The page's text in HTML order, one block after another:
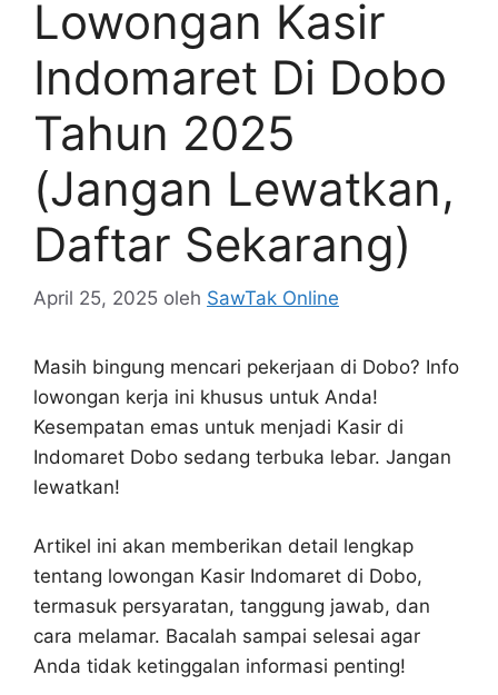
Lowongan Kasir
Indomaret Di Dobo
Tahun 2025
(Jangan Lewatkan,
Daftar Sekarang)
April 25, 2025 oleh SawTak Online
Masih bingung mencari pekerjaan di Dobo? Info
lowongan kerja ini khusus untuk Anda!
Kesempatan emas untuk menjadi Kasir di
Indomaret Dobo sedang terbuka lebar. Jangan
lewatkan!
Artikel ini akan memberikan detail lengkap
tentang lowongan Kasir Indomaret di Dobo,
termasuk persyaratan, tanggung jawab, dan
cara melamar. Bacalah sampai selesai agar
Anda tidak ketinggalan informasi penting!